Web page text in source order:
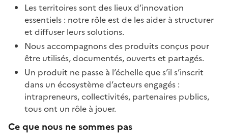
Les territoires sont des lieux d’innovation
essentiels : notre rôle est de les aider à structurer
et diffuser leurs solutions.
Nous accompagnons des produits conçus pour
être utilisés, documentés, ouverts et partagés.
Un produit ne passe à l’échelle que s’il s’inscrit
dans un écosystème d’acteurs engagés :
intrapreneurs, collectivités, partenaires publics,
tous ont un rôle à jouer.
Ce que nous ne sommes pas